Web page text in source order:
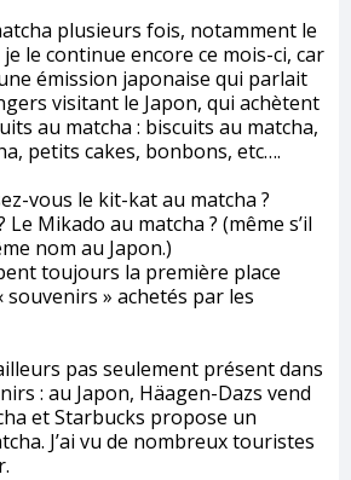
plusieurs fois, notamment le
le continue encore ce mois-ci, car
émission japonaise qui parlait
visitant le Japon, qui achètent
au matcha : biscuits au matcha,
petits cakes, bonbons, etc….
vous le kit-kat au matcha ?
Le Mikado au matcha ? (même s’il
nom au Japon.)
toujours la première place
» achetés par les
pas seulement présent dans
: au Japon, Häagen-Dazs vend
et Starbucks propose un
J’ai vu de nombreux touristes